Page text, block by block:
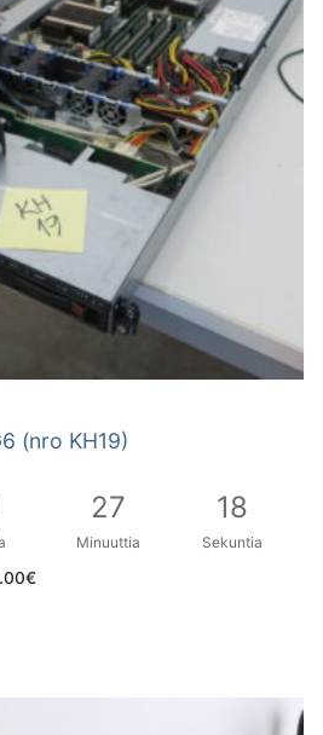
(nro KH19)
27
Minuuttia
17
Sekuntia
€